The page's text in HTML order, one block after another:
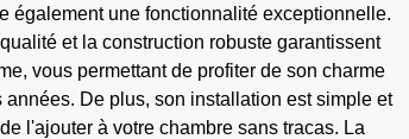
également une fonctionnalité exceptionnelle.
et la construction robuste garantissent
vous permettant de profiter de son charme
années. De plus, son installation est simple et
l'ajouter à votre chambre sans tracas. La